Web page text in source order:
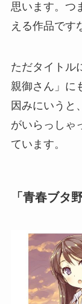
思います。つ
える作品です
ただタイトル
親御さん」に
因みにいうと
がいらっしゃ
ています。
「青春ブタ